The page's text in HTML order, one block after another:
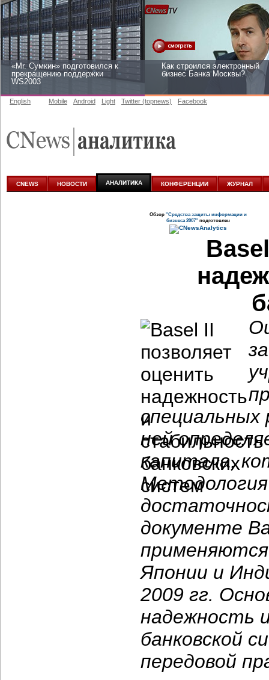
«Mr. Сумкин» подготовился к
прекращению поддержки
WS2003
Как строился электронный
бизнес Банка Москвы?
аналитике
English Mobile Android Light Twitter (topnews) Facebook
CNEWS НОВОСТИ АНАЛИТИКА КОНФЕРЕНЦИИ ЖУРНАЛ
Обзор "Средства защиты информации и
бизнеса 2007"подготовлен
ней
капитала,
Методология
документе
Японии и
2009 гг.
надежность
банковской
передовой